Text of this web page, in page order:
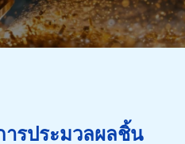
ารประมวลผลชิ้น